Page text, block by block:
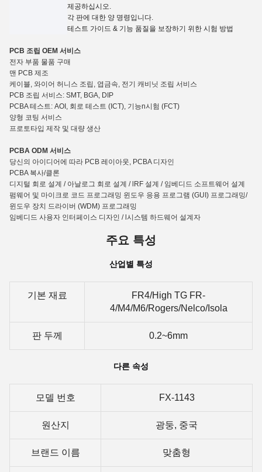
제공하십시오.
각 판에 대한 양 명령입니다.
테스트 가이드 & 기능 품질을 보장하기 위한 시험 방법
PCB 조립 OEM 서비스
전자 부품 물품 구매
맨 PCB 제조
케이블, 와이어 허니스 조립, 엽금속, 전기 캐비닛 조립 서비스
PCB 조립 서비스: SMT, BGA, DIP
PCBA 테스트: AOI, 회로 테스트 (ICT), 기능n시험 (FCT)
양형 코팅 서비스
프로토타입 제작 및 대량 생산
PCBA ODM 서비스
당신의 아이디어에 따라 PCB 레이아웃, PCBA 디자인
PCBA 복사/클론
디지털 회로 설계 / 아날로그 회로 설계 / lRF 설계 / 임베디드 소프트웨어 설계
펌웨어 및 마이크로 코드 프로그래밍 윈도우 응용 프로그램 (GUI) 프로그래밍/
윈도우 장치 드라이버 (WDM) 프로그래밍
임베디드 사용자 인터페이스 디자인 / l시스템 하드웨어 설계자
주요 특성
산업별 특성
기본 재료
FR4/High TG FR-
4/M4/M6/Rogers/Nelco/Isola
판 두께 0.2~6mm
다른 속성
모델 번호 FX-1143
원산지 광둥, 중국
브랜드 이름 맞춤형